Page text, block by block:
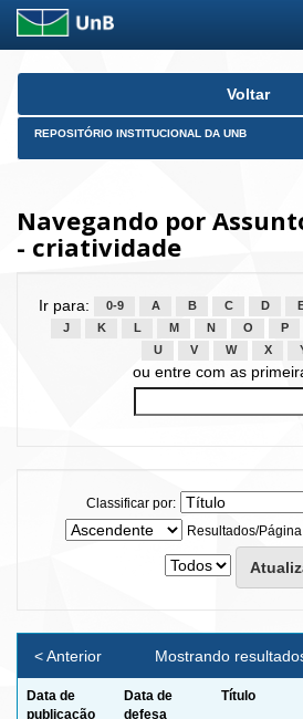
Skip
Voltar
REPOSITÓRIO INSTITUCIONAL DA UNB
Navegando por
- criatividade
Ir para: 0-9 A B C D
J
K L M N O P
U
V W X
ou entre com as
Classificar por:
Resultados/Página
Mostrando
< Anterior
Data de
publicação
Data de
defesa
Título